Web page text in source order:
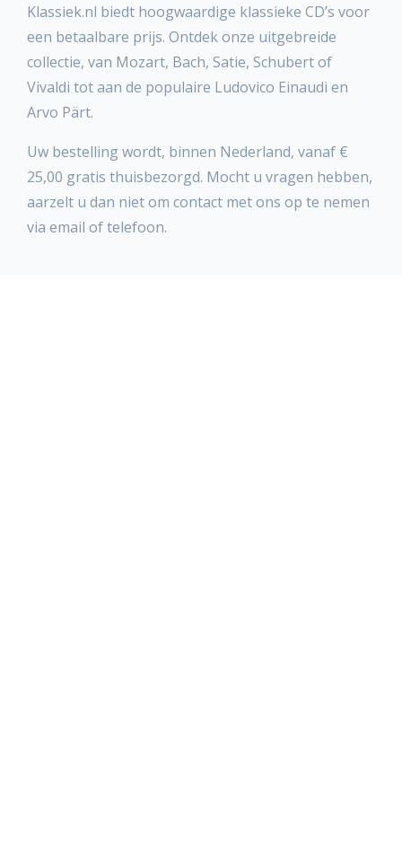
Klassiek.nl biedt hoogwaardige klassieke CD’s voor
een betaalbare prijs. Ontdek onze uitgebreide
collectie, van Mozart, Bach, Satie, Schubert of
Vivaldi tot aan de populaire Ludovico Einaudi en
Arvo Pärt.
Uw bestelling wordt, binnen Nederland, vanaf €
25,00 gratis thuisbezorgd. Mocht u vragen hebben,
aarzelt u dan niet om contact met ons op te nemen
via email of telefoon.